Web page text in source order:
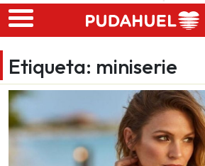
Skip to main content
Etiqueta: miniserie